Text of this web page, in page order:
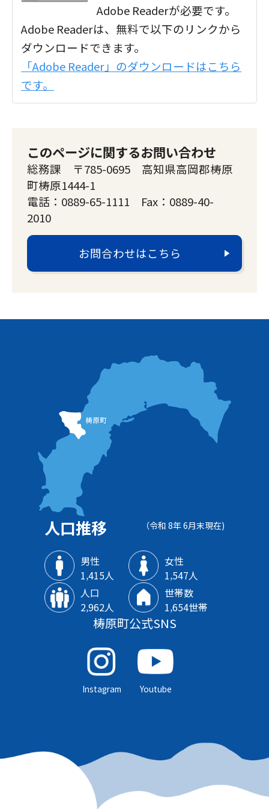
Adobe Readerが必要です。
Adobe Readerは、無料で以下のリンクから
ダウンロードできます。
「Adobe Reader」のダウンロードはこちら
です。
このページに関するお問い合わせ
総務課 〒785-0695 高知県高岡郡梼原
町梼原1444-1
電話：0889-65-1111 Fax：0889-40-
2010
お問合わせはこちら
人口推移 （令和 8年 6月末現在)
男性
1‚415人
女性
1‚547人
人口
2‚962人
世帯数
1‚654世帯
梼原町公式SNS
Instagram Youtube